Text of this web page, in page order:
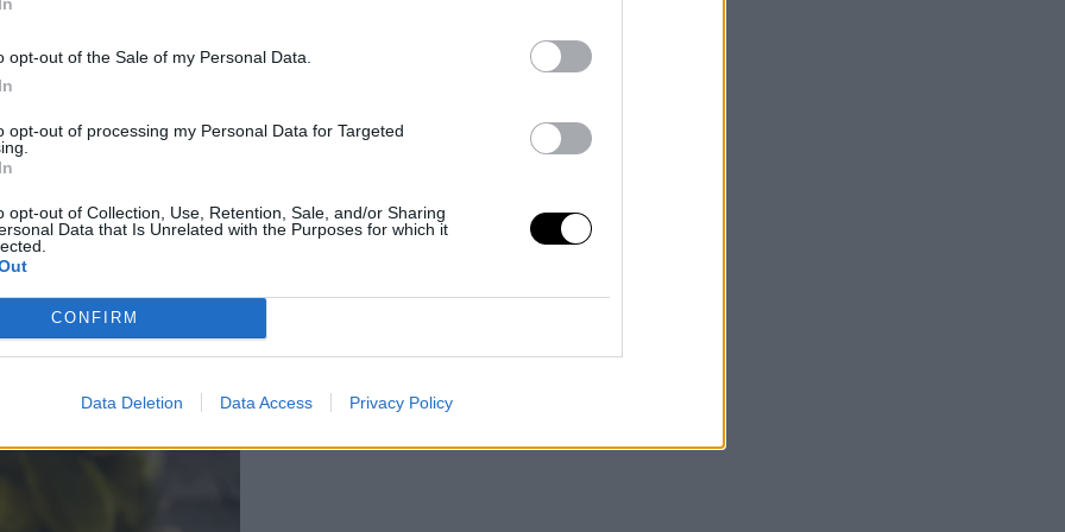
opt-out of the Sale of my Personal Data.
opt-out of processing my Personal Data for Targeted
opt-out of Collection, Use, Retention, Sale, and/or Sharing
Data that Is Unrelated with the Purposes for which it
CONFIRM
Data Deletion Data Access Privacy Policy
ubi?
és a bélflóra
figyelmet kapnak a
hozzájárulhatnak az